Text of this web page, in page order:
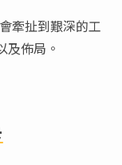
牽扯到艱深的工
及佈局。